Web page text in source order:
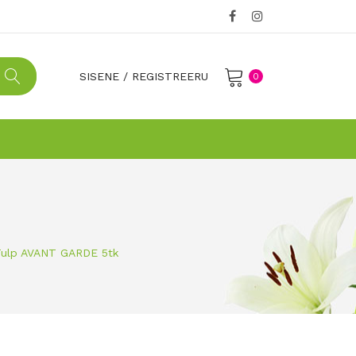
SISENE / REGISTREERU 0
AVANT GARDE 5tk